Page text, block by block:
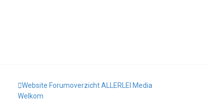
Website ForumoverzichtALLERLEI Media
Welkom